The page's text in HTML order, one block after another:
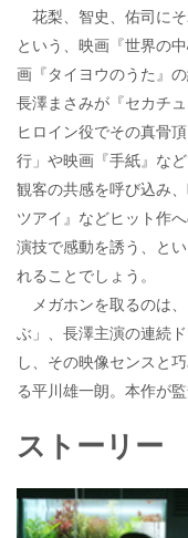
花梨、智史、佑司に
という、映画『世界の
画『タイヨウのうた』
長澤まさみが『セカチ
ヒロイン役でその真骨
行」や映画『手紙』な
観客の共感を呼び込み
ツアイ』などヒット作
演技で感動を誘う、と
れることでしょう。
メガホンを取るのは
ぶ」、長澤主演の連続
し、その映像センスと
る平川雄一朗。本作が
ストーリー